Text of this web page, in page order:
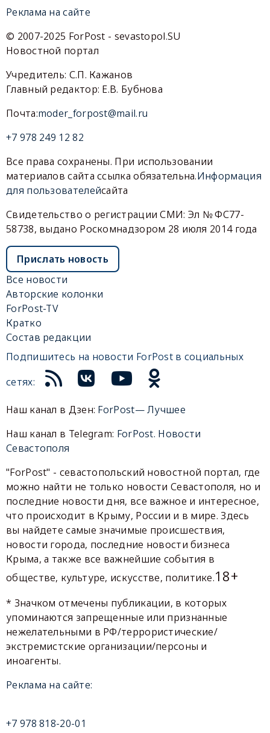
Реклама на сайте
© 2007-2025 ForPost - sevastopol.SU
Новостной портал
Учредитель: С.П. Кажанов
Главный редактор: Е.В. Бубнова
Почта:moder_forpost@mail.ru
+7 978 249 12 82
Все права сохранены. При использовании
материалов сайта ссылка обязательна.Информация
для пользователейсайта
Свидетельство о регистрации СМИ: Эл № ФС77-
58738, выдано Роскомнадзором 28 июля 2014 года
Прислать новость
Все новости
Авторские колонки
ForPost-TV
Кратко
Состав редакции
Подпишитесь на новости ForPost в социальных
сетях:
Наш канал в Дзен: ForPost— Лучшее
Наш канал в Telegram: ForPost. Новости
Севастополя
"ForPost" - севастопольский новостной портал, где
можно найти не только новости Севастополя, но и
последние новости дня, все важное и интересное,
что происходит в Крыму, России и в мире. Здесь
вы найдете самые значимые происшествия,
новости города, последние новости бизнеса
Крыма, а также все важнейшие события в
обществе, культуре, искусстве, политике.18+
* Значком отмечены публикации, в которых
упоминаются запрещенные или признанные
нежелательными в РФ/террористические/
экстремистские организации/персоны и
иноагенты.
Реклама на сайте:
+7 978 818-20-01